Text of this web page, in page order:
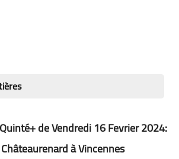
de Vendredi 16 Fevrier 2024:
à Vincennes